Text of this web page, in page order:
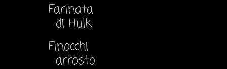
Farinata
di Hulk
Finocchi
arrosto